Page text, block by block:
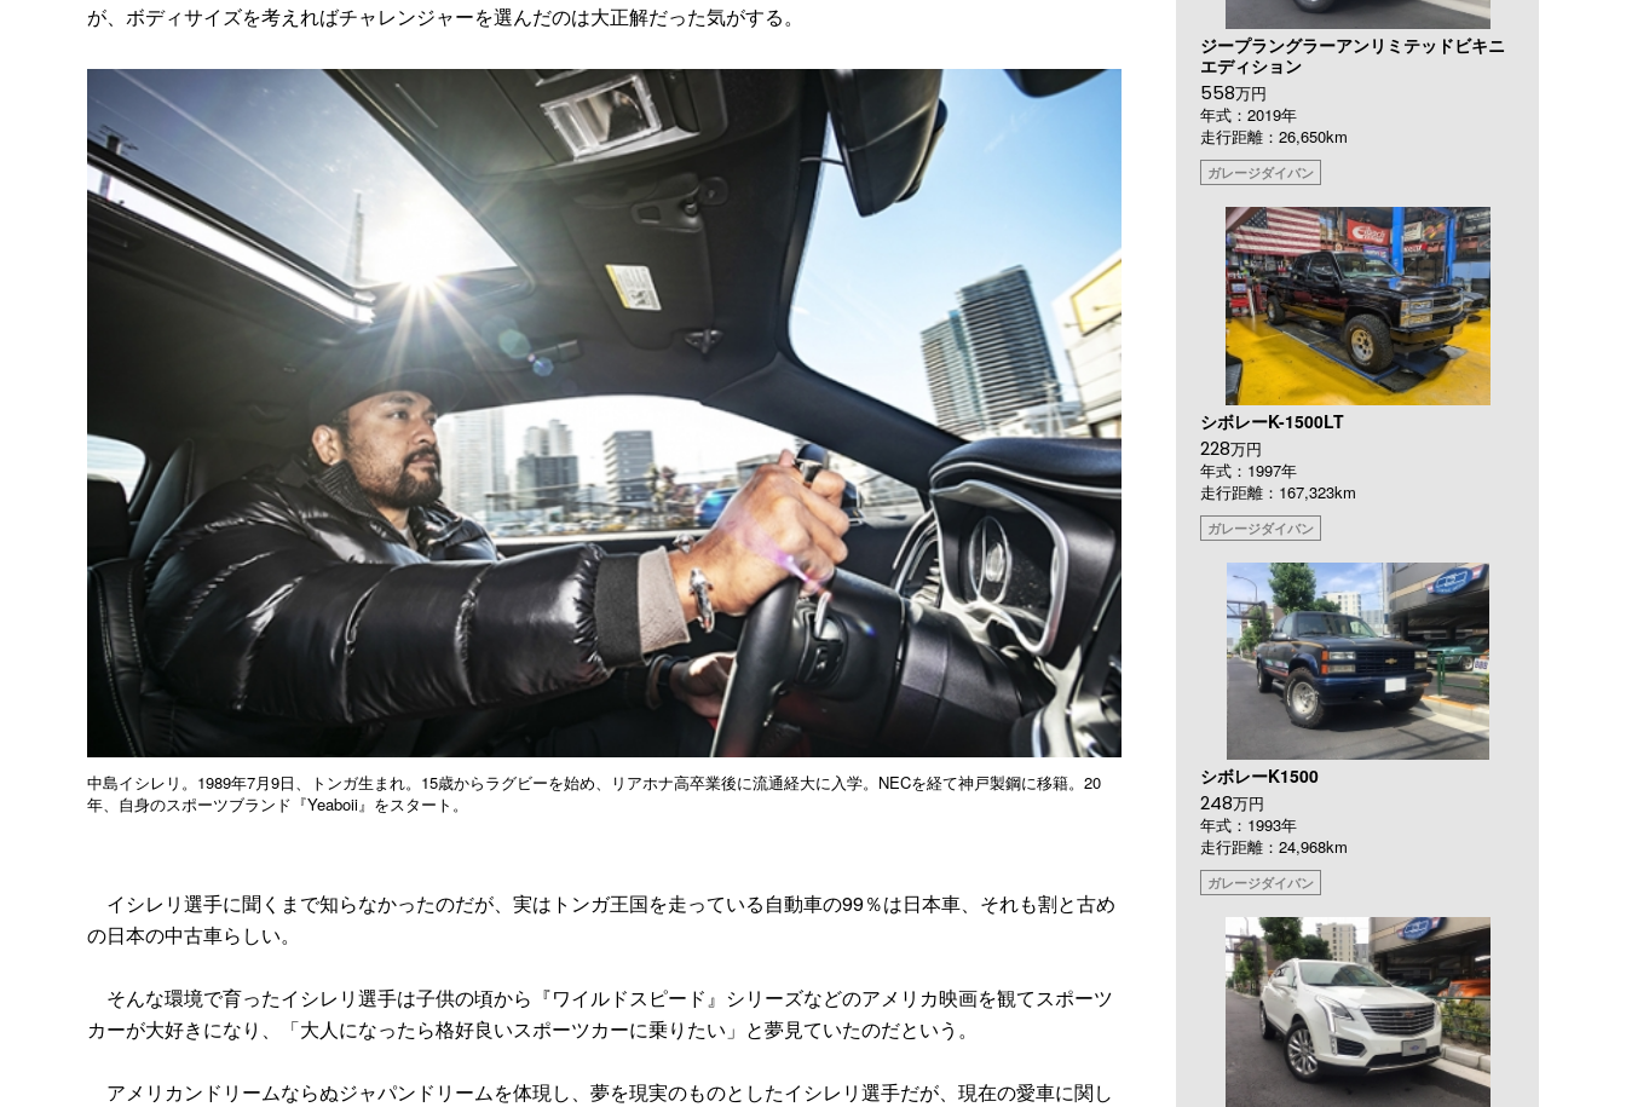
が、ボディサイズを考えればチャレンジャーを選んだのは大正解だった気がする。
中島イシレリ。1989年7月9日、トンガ生まれ。15歳からラグビーを始め、リアホナ高卒業後に流通経大に入学。NECを経て神戸製鋼に移籍。20
年、自身のスポーツブランド『Yeaboii』をスタート。
イシレリ選手に聞くまで知らなかったのだが、実はトンガ王国を走っている自動車の99％は日本車、それも割と古め
の日本の中古車らしい。
そんな環境で育ったイシレリ選手は子供の頃から『ワイルドスピード』シリーズなどのアメリカ映画を観てスポーツ
カーが大好きになり、「大人になったら格好良いスポーツカーに乗りたい」と夢見ていたのだという。
アメリカンドリームならぬジャパンドリームを体現し、夢を現実のものとしたイシレリ選手だが、現在の愛車に関し
ジープラングラーアンリミテッドビキニ
エディション
558万円
年式：2019年
走行距離：26,650km
ガレージダイバン
シボレーK-1500LT
228万円
年式：1997年
走行距離：167,323km
ガレージダイバン
シボレーK1500
248万円
年式：1993年
走行距離：24,968km
ガレージダイバン